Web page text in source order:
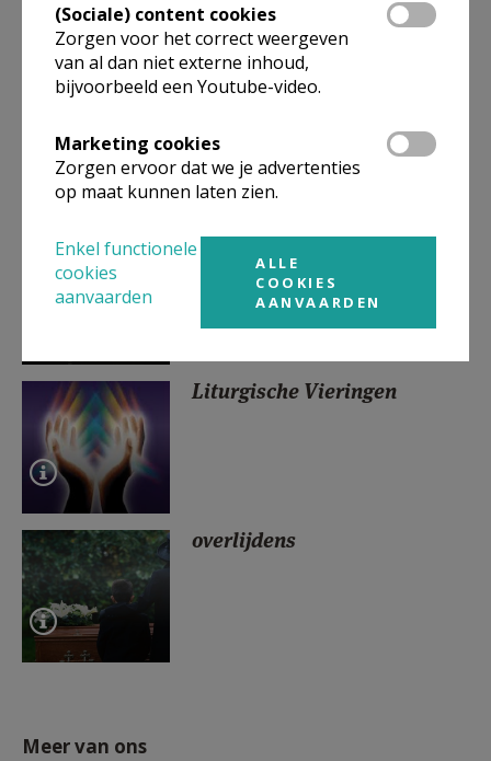
Overweging bij de
dopelingen
Liturgische Vieringen
overlijdens
Meer van ons
(Sociale) content cookies
Zorgen voor het correct weergeven
van al dan niet externe inhoud,
bijvoorbeeld een Youtube-video.
Marketing cookies
Zorgen ervoor dat we je advertenties
op maat kunnen laten zien.
Enkel functionele
cookies
aanvaarden
ALLE
COOKIES
AANVAARDEN